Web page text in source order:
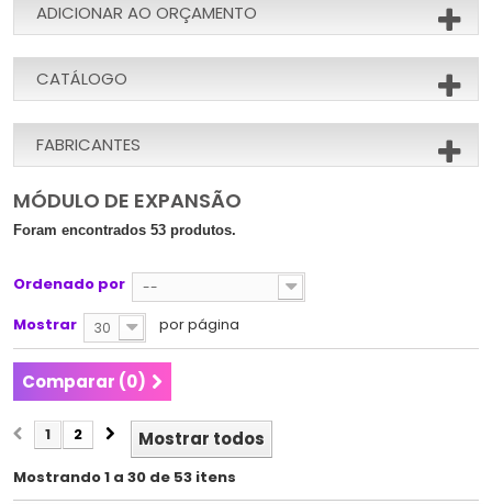
ADICIONAR AO ORÇAMENTO
CATÁLOGO
FABRICANTES
MÓDULO DE EXPANSÃO
Foram encontrados 53 produtos.
Ordenado por --
Mostrar 30 por página
Comparar (0)
Mostrar todos
1 2
Mostrando 1 a 30 de 53 itens